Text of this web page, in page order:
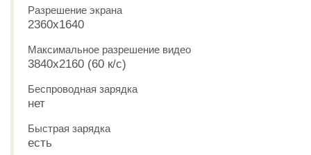
Разрешение экрана
2360x1640
Максимальное разрешение видео
3840x2160 (60 к/с)
Беспроводная зарядка
нет
Быстрая зарядка
есть